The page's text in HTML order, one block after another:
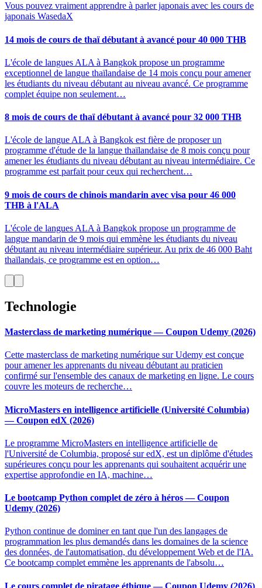
Vous pouvez vraiment apprendre à parler japonais avec les cours de
japonais WasedaX
14 mois de cours de thaï débutant à avancé pour 40 000 THB
L'école de langues ALA à Bangkok propose un programme
exceptionnel de langue thaïlandaise de 14 mois conçu pour amener
les étudiants du niveau débutant au niveau avancé. Ce programme
complet équipe non seulement…
8 mois de cours de thaï débutant à avancé pour 32 000 THB
L'école de langue ALA à Bangkok est fière de proposer un
programme d'étude de la langue thaïlandaise de 8 mois conçu pour
amener les étudiants du niveau débutant au niveau intermédiaire. Ce
programme est parfait pour ceux qui recherchent…
9 mois de cours de chinois mandarin avec visa pour 46 000
THB à l'ALA
L'école de langues ALA à Bangkok propose un programme de
langue mandarin de 9 mois qui emmène les étudiants du niveau
débutant au niveau intermédiaire supérieur. Au prix de 46 000 Baht
thaïlandais, ce programme est en option…
Technologie
Masterclass de marketing numérique — Coupon Udemy (2026)
Cette masterclass de marketing numérique sur Udemy est conçue
pour amener les apprenants du niveau débutant au praticien
confirmé sur l'ensemble des canaux de marketing en ligne. Le cours
couvre les moteurs de recherche…
MicroMasters en intelligence artificielle (Université Columbia)
— Coupon edX (2026)
Le programme MicroMasters en intelligence artificielle de
l'Université de Columbia, proposé sur edX, est un diplôme d'études
supérieures conçu pour les apprenants qui souhaitent acquérir une
expertise approfondie en IA, machine…
Le bootcamp Python complet de zéro à héros — Coupon
Udemy (2026)
Python continue de dominer en tant que l'un des langages de
programmation les plus demandés dans les domaines de la science
des données, de l'automatisation, du développement Web et de l'IA.
Ce bootcamp complet emmène les apprenants de l'absolu…
Le cours complet de piratage éthique — Coupon Udemy (2026)